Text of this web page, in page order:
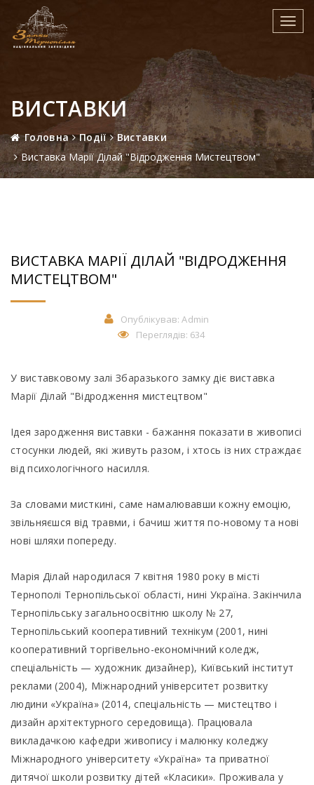
ВИСТАВКИ
Головна Події
Виставки
Виставка Марії Ділай "Відродження Мистецтвом"
ВИСТАВКА МАРІЇ ДІЛАЙ "ВІДРОДЖЕННЯ
МИСТЕЦТВОМ"
Опублікував:Admin
Переглядів: 634
У виставковому залі Збаразького замку діє виставка
Марії Ділай "Відродження мистецтвом"
Ідея зародження виставки - бажання показати в живописі
стосунки людей, які живуть разом, і хтось із них страждає
від психологічного насилля.
За словами мисткині, саме намалювавши кожну емоцію,
звільняєшся від травми, і бачиш життя по-новому та нові
нові шляхи попереду.
Марія Ділай народилася 7 квітня 1980 року в місті
Тернополі Тернопільської області, нині Україна. Закінчила
Тернопільську загальноосвітню школу № 27,
Тернопільський кооперативний технікум (2001, нині
кооперативний торгівельно-економічний коледж,
спеціальність — художник дизайнер), Київський інститут
реклами (2004), Міжнародний університет розвитку
людини «Україна» (2014, спеціальність — мистецтво і
дизайн архітектурного середовища). Працювала
викладачкою кафедри живопису і малюнку коледжу
Міжнародного університету «Україна» та приватної
дитячої школи розвитку дітей «Класики». Проживала у